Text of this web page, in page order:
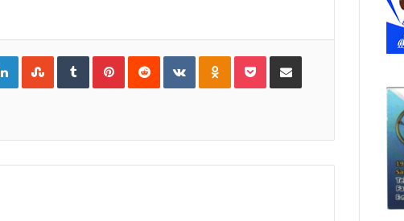
LinkedInStumbleUpon
TumblrPinterestReddit VKontakteOdnoklassniki
PocketCompartir por Correo